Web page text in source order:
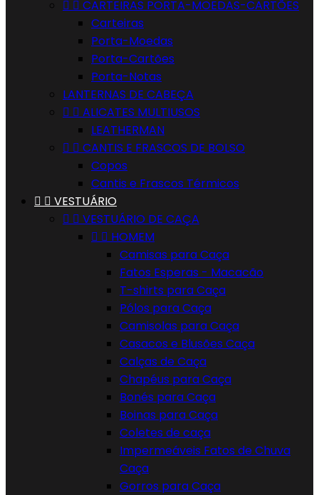
  CARTEIRAS PORTA-MOEDAS-CARTÕES
Carteiras
Porta-Moedas
Porta-Cartões
Porta-Notas
LANTERNAS DE CABEÇA
  ALICATES MULTIUSOS
LEATHERMAN
  CANTIS E FRASCOS DE BOLSO
Copos
Cantis e Frascos Térmicos
  VESTUÁRIO
  VESTUÁRIO DE CAÇA
  HOMEM
Camisas para Caça
Fatos Esperas - Macacão
T-shirts para Caça
Pólos para Caça
Camisolas para Caça
Casacos e Blusões Caça
Calças de Caça
Chapéus para Caça
Bonés para Caça
Boinas para Caça
Coletes de caça
Impermeáveis Fatos de Chuva
Caça
Gorros para Caça